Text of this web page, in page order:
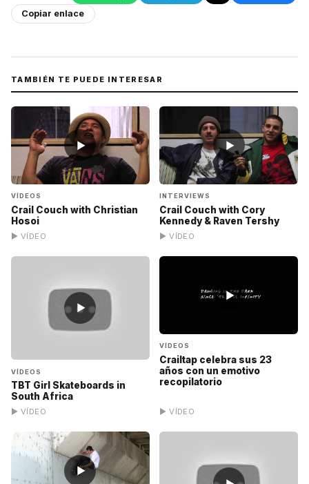
Copiar enlace
TAMBIÉN TE PUEDE INTERESAR
▶
VÍDEOS
Crail Couch with Christian
Hosoi
▶ VÍDEO
▶
INTERVIEWS
Crail Couch with Cory
Kennedy & Raven Tershy
▶ VÍDEO
▶
VÍDEOS
TBT Girl Skateboards in
South Africa
▶ VÍDEO
▶
VÍDEOS
Crailtap celebra sus 23
años con un emotivo
recopilatorio
▶ VÍDEO
▶